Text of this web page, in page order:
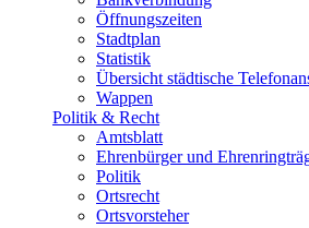
Öffnungszeiten
Stadtplan
Statistik
Übersicht städtische
Wappen
Politik & Recht
Amtsblatt
Ehrenbürger und
Politik
Ortsrecht
Ortsvorsteher